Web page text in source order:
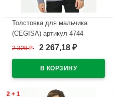
Толстовка для мальчика
(CEGISA) артикул 4744
размерный ряд 30/116-34/134
2 328₽ 2 267,18 ₽
2 + 1